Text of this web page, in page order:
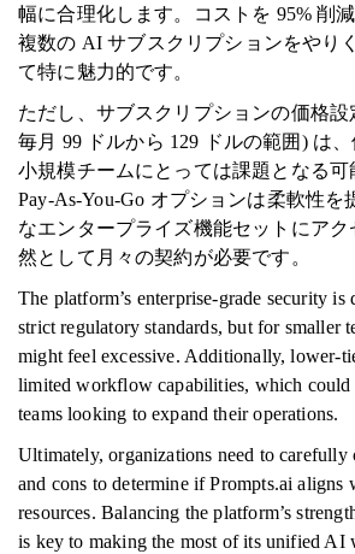
幅に合理化します。コストを 95% 削
複数の AI サブスクリプションをやり
て特に魅力的です。
ただし、サブスクリプションの価格設
毎月 99 ドルから 129 ドルの範囲) は
小規模チームにとっては課題となる可
Pay-As-You-Go オプションは柔軟性を
なエンタープライズ機能セットにアク
然として月々の契約が必要です。
The platform’s enterprise-grade security is
strict regulatory standards, but for smaller
might feel excessive. Additionally, lower-
limited workflow capabilities, which
teams looking to expand their operations.
Ultimately, organizations need to carefully
and cons to determine if Prompts.ai aligns
resources. Balancing the platform’s
is key to making the most of its unified AI